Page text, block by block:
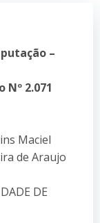
–
2.071
Maciel
de Araujo
DE